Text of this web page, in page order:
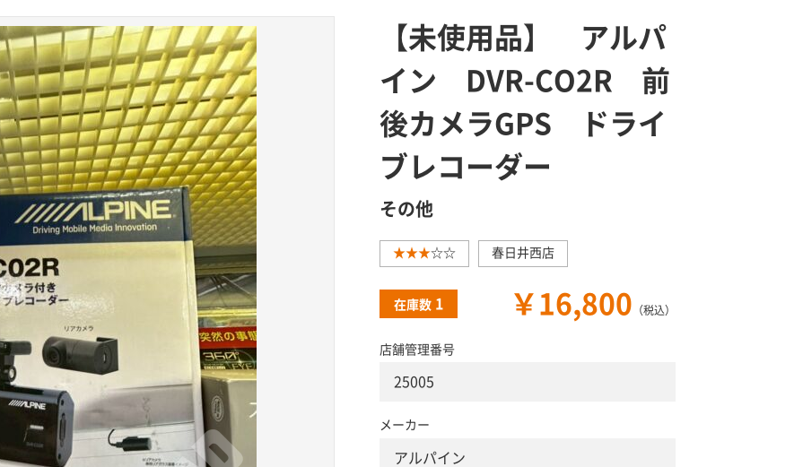
【未使用品】 アルパ
イン DVR-CO2R 前
後カメラGPS ドライ
ブレコーダー
その他
★★★☆☆ 春日井西店
在庫数 1 ￥16,800 （税込）
店舗管理番号
25005
メーカー
アルパイン